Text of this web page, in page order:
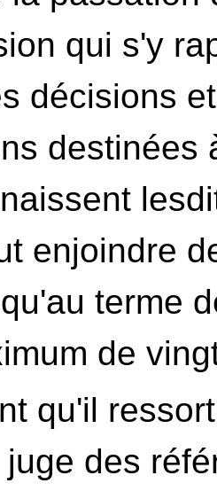
qui s'y
décisions
destinées
enjoindre
terme
de
qu'il
des